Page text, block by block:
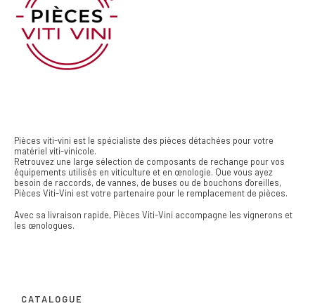
Pièces viti-vini est le spécialiste des pièces détachées pour votre
matériel viti-vinicole.
Retrouvez une large sélection de composants de rechange pour vos
équipements utilisés en viticulture et en œnologie. Que vous ayez
besoin de raccords, de vannes, de buses ou de bouchons d'oreilles,
Pièces Viti-Vini est votre partenaire pour le remplacement de pièces.
Avec sa livraison rapide, Pièces Viti-Vini accompagne les vignerons et
les œnologues.
CATALOGUE